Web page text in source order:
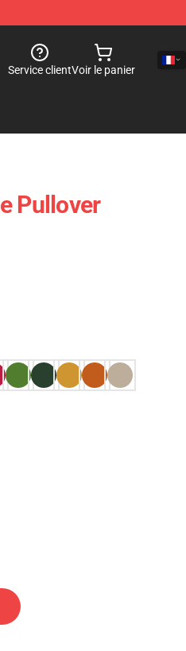
Service clientVoir le panier
Pullover